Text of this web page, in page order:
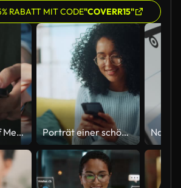
RABATT MIT CODE"COVERR15"
Multiscreen auf Menschen mit Smartphone im Alltag. Menschen, die das Mobiltelefon benutzen. No-Handy-Phobie. Multiscreen-Filmmaterial. Split-Bildschirm-Variation. Porträt einer schönen authentischen Latina-Frau in einem stilvollen gemütlichen Wohnzimmer mit Smartphone zu Hause. Sie surft im Internet und überprüft Videos in sozialen Netzwerken und hat Spaß.